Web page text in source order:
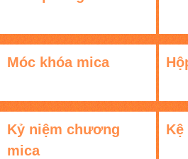
Móc khóa mica
Kỷ niệm chương
mica